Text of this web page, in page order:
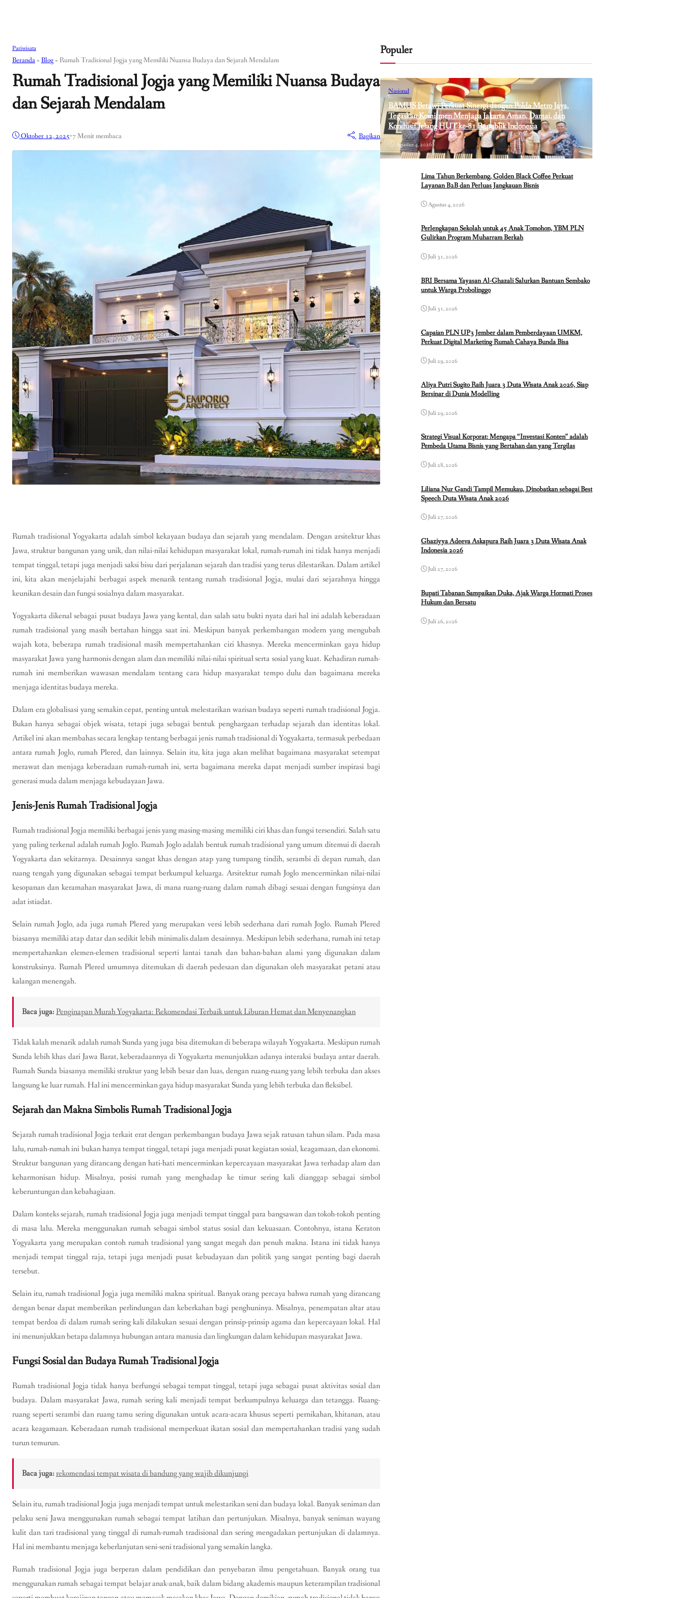
Pariwisata
Beranda » Blog » Rumah Tradisional Jogja yang Memiliki Nuansa Budaya dan Sejarah Mendalam
Rumah Tradisional Jogja yang Memiliki Nuansa Budaya
dan Sejarah Mendalam
Oktober 12, 2025•7 Menit membaca Bagikan
Rumah tradisional Yogyakarta adalah simbol kekayaan budaya dan sejarah yang mendalam. Dengan arsitektur khas
Jawa, struktur bangunan yang unik, dan nilai-nilai kehidupan masyarakat lokal, rumah-rumah ini tidak hanya menjadi
tempat tinggal, tetapi juga menjadi saksi bisu dari perjalanan sejarah dan tradisi yang terus dilestarikan. Dalam artikel
ini, kita akan menjelajahi berbagai aspek menarik tentang rumah tradisional Jogja, mulai dari sejarahnya hingga
keunikan desain dan fungsi sosialnya dalam masyarakat.
Yogyakarta dikenal sebagai pusat budaya Jawa yang kental, dan salah satu bukti nyata dari hal ini adalah keberadaan
rumah tradisional yang masih bertahan hingga saat ini. Meskipun banyak perkembangan modern yang mengubah
wajah kota, beberapa rumah tradisional masih mempertahankan ciri khasnya. Mereka mencerminkan gaya hidup
masyarakat Jawa yang harmonis dengan alam dan memiliki nilai-nilai spiritual serta sosial yang kuat. Kehadiran rumah-
rumah ini memberikan wawasan mendalam tentang cara hidup masyarakat tempo dulu dan bagaimana mereka
menjaga identitas budaya mereka.
Dalam era globalisasi yang semakin cepat, penting untuk melestarikan warisan budaya seperti rumah tradisional Jogja.
Bukan hanya sebagai objek wisata, tetapi juga sebagai bentuk penghargaan terhadap sejarah dan identitas lokal.
Artikel ini akan membahas secara lengkap tentang berbagai jenis rumah tradisional di Yogyakarta, termasuk perbedaan
antara rumah Joglo, rumah Plered, dan lainnya. Selain itu, kita juga akan melihat bagaimana masyarakat setempat
merawat dan menjaga keberadaan rumah-rumah ini, serta bagaimana mereka dapat menjadi sumber inspirasi bagi
generasi muda dalam menjaga kebudayaan Jawa.
Jenis-Jenis Rumah Tradisional Jogja
Rumah tradisional Jogja memiliki berbagai jenis yang masing-masing memiliki ciri khas dan fungsi tersendiri. Salah satu
yang paling terkenal adalah rumah Joglo. Rumah Joglo adalah bentuk rumah tradisional yang umum ditemui di daerah
Yogyakarta dan sekitarnya. Desainnya sangat khas dengan atap yang tumpang tindih, serambi di depan rumah, dan
ruang tengah yang digunakan sebagai tempat berkumpul keluarga. Arsitektur rumah Joglo mencerminkan nilai-nilai
kesopanan dan keramahan masyarakat Jawa, di mana ruang-ruang dalam rumah dibagi sesuai dengan fungsinya dan
adat istiadat.
Selain rumah Joglo, ada juga rumah Plered yang merupakan versi lebih sederhana dari rumah Joglo. Rumah Plered
biasanya memiliki atap datar dan sedikit lebih minimalis dalam desainnya. Meskipun lebih sederhana, rumah ini tetap
mempertahankan elemen-elemen tradisional seperti lantai tanah dan bahan-bahan alami yang digunakan dalam
konstruksinya. Rumah Plered umumnya ditemukan di daerah pedesaan dan digunakan oleh masyarakat petani atau
kalangan menengah.
Baca juga:Penginapan Murah Yogyakarta: Rekomendasi Terbaik untuk Liburan Hemat dan Menyenangkan
Tidak kalah menarik adalah rumah Sunda yang juga bisa ditemukan di beberapa wilayah Yogyakarta. Meskipun rumah
Sunda lebih khas dari Jawa Barat, keberadaannya di Yogyakarta menunjukkan adanya interaksi budaya antar daerah.
Rumah Sunda biasanya memiliki struktur yang lebih besar dan luas, dengan ruang-ruang yang lebih terbuka dan akses
langsung ke luar rumah. Hal ini mencerminkan gaya hidup masyarakat Sunda yang lebih terbuka dan fleksibel.
Sejarah dan Makna Simbolis Rumah Tradisional Jogja
Sejarah rumah tradisional Jogja terkait erat dengan perkembangan budaya Jawa sejak ratusan tahun silam. Pada masa
lalu, rumah-rumah ini bukan hanya tempat tinggal, tetapi juga menjadi pusat kegiatan sosial, keagamaan, dan ekonomi.
Struktur bangunan yang dirancang dengan hati-hati mencerminkan kepercayaan masyarakat Jawa terhadap alam dan
keharmonisan hidup. Misalnya, posisi rumah yang menghadap ke timur sering kali dianggap sebagai simbol
keberuntungan dan kebahagiaan.
Dalam konteks sejarah, rumah tradisional Jogja juga menjadi tempat tinggal para bangsawan dan tokoh-tokoh penting
di masa lalu. Mereka menggunakan rumah sebagai simbol status sosial dan kekuasaan. Contohnya, istana Keraton
Yogyakarta yang merupakan contoh rumah tradisional yang sangat megah dan penuh makna. Istana ini tidak hanya
menjadi tempat tinggal raja, tetapi juga menjadi pusat kebudayaan dan politik yang sangat penting bagi daerah
tersebut.
Selain itu, rumah tradisional Jogja juga memiliki makna spiritual. Banyak orang percaya bahwa rumah yang dirancang
dengan benar dapat memberikan perlindungan dan keberkahan bagi penghuninya. Misalnya, penempatan altar atau
tempat berdoa di dalam rumah sering kali dilakukan sesuai dengan prinsip-prinsip agama dan kepercayaan lokal. Hal
ini menunjukkan betapa dalamnya hubungan antara manusia dan lingkungan dalam kehidupan masyarakat Jawa.
Fungsi Sosial dan Budaya Rumah Tradisional Jogja
Rumah tradisional Jogja tidak hanya berfungsi sebagai tempat tinggal, tetapi juga sebagai pusat aktivitas sosial dan
budaya. Dalam masyarakat Jawa, rumah sering kali menjadi tempat berkumpulnya keluarga dan tetangga. Ruang-
ruang seperti serambi dan ruang tamu sering digunakan untuk acara-acara khusus seperti pernikahan, khitanan, atau
acara keagamaan. Keberadaan rumah tradisional memperkuat ikatan sosial dan mempertahankan tradisi yang sudah
turun temurun.
Baca juga:rekomendasi tempat wisata di bandung yang wajib dikunjungi
Selain itu, rumah tradisional Jogja juga menjadi tempat untuk melestarikan seni dan budaya lokal. Banyak seniman dan
pelaku seni Jawa menggunakan rumah sebagai tempat latihan dan pertunjukan. Misalnya, banyak seniman wayang
kulit dan tari tradisional yang tinggal di rumah-rumah tradisional dan sering mengadakan pertunjukan di dalamnya.
Hal ini membantu menjaga keberlanjutan seni-seni tradisional yang semakin langka.
Rumah tradisional Jogja juga berperan dalam pendidikan dan penyebaran ilmu pengetahuan. Banyak orang tua
menggunakan rumah sebagai tempat belajar anak-anak, baik dalam bidang akademis maupun keterampilan tradisional
Populer
Nasional
BAMUS Betawi Perkuat Sinergi dengan Polda Metro Jaya,
Tegaskan Komitmen Menjaga Jakarta Aman, Damai, dan
Kondusif Jelang HUT ke-81 Republik Indonesia
Agustus 4, 2026
Lima Tahun Berkembang, Golden Black Coffee Perkuat
Layanan B2B dan Perluas Jangkauan Bisnis
Agustus 4, 2026
Perlengkapan Sekolah untuk 45 Anak Tomohon, YBM PLN
Gulirkan Program Muharram Berkah
Juli 31, 2026
BRI Bersama Yayasan Al-Ghazali Salurkan Bantuan Sembako
untuk Warga Probolinggo
Juli 31, 2026
Capaian PLN UP3 Jember dalam Pemberdayaan UMKM,
Perkuat Digital Marketing Rumah Cahaya Bunda Bisa
Juli 29, 2026
Aliya Putri Sugito Raih Juara 3 Duta Wisata Anak 2026, Siap
Bersinar di Dunia Modelling
Juli 29, 2026
Strategi Visual Korporat: Mengapa “Investasi Konten” adalah
Pembeda Utama Bisnis yang Bertahan dan yang Tergilas
Juli 28, 2026
Liliana Nur Gandi Tampil Memukau, Dinobatkan sebagai Best
Speech Duta Wisata Anak 2026
Juli 27, 2026
Ghaziyya Adeeva Askapura Raih Juara 3 Duta Wisata Anak
Indonesia 2026
Juli 27, 2026
Bupati Tabanan Sampaikan Duka, Ajak Warga Hormati Proses
Hukum dan Bersatu
Juli 26, 2026